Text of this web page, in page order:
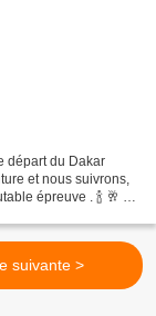
départ du Dakar
et nous suivrons,
épreuve . 🍾 🥂 🎉
suivante >